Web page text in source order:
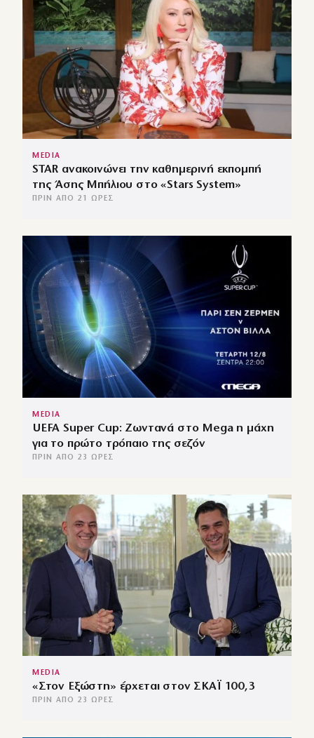
MEDIA
STAR ανακοινώνει την καθημερινή εκπομπή
της Άσης Μπήλιου στο «Stars System»
ΠΡΙΝ ΑΠΌ 21 ΏΡΕΣ
MEDIA
UEFA Super Cup: Ζωντανά στο Mega η μάχη
για το πρώτο τρόπαιο της σεζόν
ΠΡΙΝ ΑΠΌ 23 ΏΡΕΣ
MEDIA
«Στον Εξώστη» έρχεται στον ΣΚΑΪ 100,3
ΠΡΙΝ ΑΠΌ 23 ΏΡΕΣ